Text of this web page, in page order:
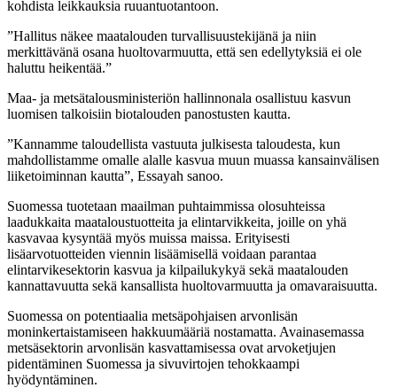
kohdista leikkauksia ruuantuotantoon.
”Hallitus näkee maatalouden turvallisuustekijänä ja niin
merkittävänä osana huoltovarmuutta, että sen edellytyksiä ei ole
haluttu heikentää.”
Maa- ja metsätalousministeriön hallinnonala osallistuu kasvun
luomisen talkoisiin biotalouden panostusten kautta.
”Kannamme taloudellista vastuuta julkisesta taloudesta, kun
mahdollistamme omalle alalle kasvua muun muassa kansainvälisen
liiketoiminnan kautta”, Essayah sanoo.
Suomessa tuotetaan maailman puhtaimmissa olosuhteissa
laadukkaita maataloustuotteita ja elintarvikkeita, joille on yhä
kasvavaa kysyntää myös muissa maissa. Erityisesti
lisäarvotuotteiden viennin lisäämisellä voidaan parantaa
elintarvikesektorin kasvua ja kilpailukykyä sekä maatalouden
kannattavuutta sekä kansallista huoltovarmuutta ja omavaraisuutta.
Suomessa on potentiaalia metsäpohjaisen arvonlisän
moninkertaistamiseen hakkuumääriä nostamatta. Avainasemassa
metsäsektorin arvonlisän kasvattamisessa ovat arvoketjujen
pidentäminen Suomessa ja sivuvirtojen tehokkaampi
hyödyntäminen.